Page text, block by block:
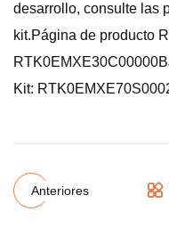
desarrollo, consulte las
kit.Página de producto
Kit:
Anteriores